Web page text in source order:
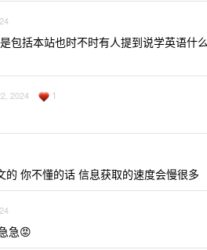
包括本站也时不时有人提到说学英语什
2024 1
的 你不懂的话 信息获取的速度会慢很多
急😡